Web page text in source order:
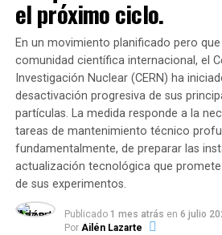
de riesgomientras se avanzan las
cantidad representativa de personas.
«Primero probamos la vacuna en
hubo dos grupos de primates, y
de seguridad. También vimos la
fórmula: los primates resultaron
aplicamos a personas vimos que
eranun poco de dolor de
de la aplicación«, describió
«El trabajo con adenovirus se
salvar vidas.
renacerá con el
todos”,
de sus redes
presidente de la
Nacional, Jorge
Actualmente,
albergadas en 107
el próximo ciclo.
En un movimiento planificado pero
comunidad científica internacional, el
Investigación Nuclear (CERN) ha
desactivación progresiva de sus
partículas. La medida responde a la
tareas de mantenimiento técnico
fundamentalmente, de preparar las
actualización tecnológica que
de sus experimentos.
Publicado 1 mes atrás en 6 julio
Por Ailén Lazarte